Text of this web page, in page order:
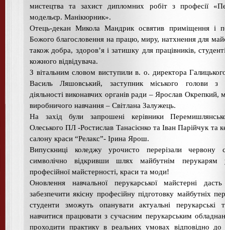
мистецтва та захист дипломних робіт з професії
модельєр. Манікюрник».
Отець-декан Микола Мандрик освятив приміщення і
Божого благословення на працю, миру, натхнення для
також добра, здоров’я і затишку для працівників,
кожного відвідувача.
З вітальним словом виступили в. о. директора
Василь Ляшовський, заступник міського голови з
діяльності виконавчих органів ради – Ярослав Окрепкий,
виробничого навчання – Світлана Залужець.
На захід були запрошені керівники
Олеського ПЛ -Ростислав Танасієнко та Іван Парійчук та
салону краси “Релакс”- Ірина Ярош.
Випускниці коледжу урочисто перерізали червону
символічно відкривши шлях майбутнім перукарям
професійної майстерності, краси та моди!
Оновлення навчальної перукарської майстерні
забезпечити якісну професійну підготовку майбутніх
студенти зможуть опанувати актуальні перукарські
навчитися працювати з сучасним перукарським
проходити практику в реальних умовах відповідно до